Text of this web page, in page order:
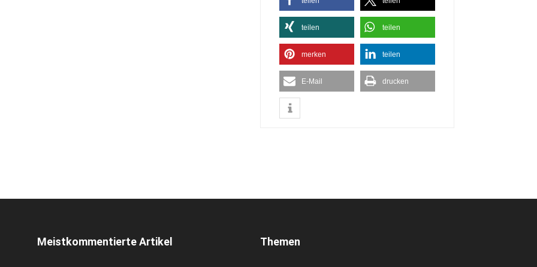
teilen teilen
merken teilen
E-Mail drucken
Meistkommentierte Artikel Themen